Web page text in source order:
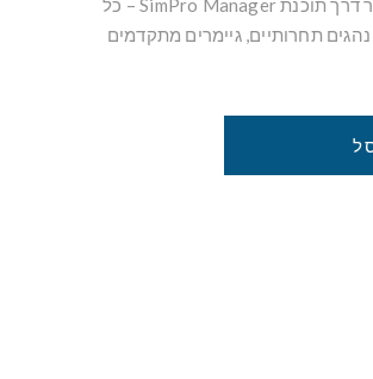
ברמה הגבוהה ביותר ושליטה מלאה בכל פרמטר דרך תוכנת SimPro Manager – כל
תחרותיים, גיימרים מתקדמים